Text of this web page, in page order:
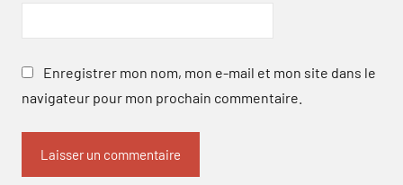
Enregistrer mon nom, mon e-mail et mon site dans le
navigateur pour mon prochain commentaire.